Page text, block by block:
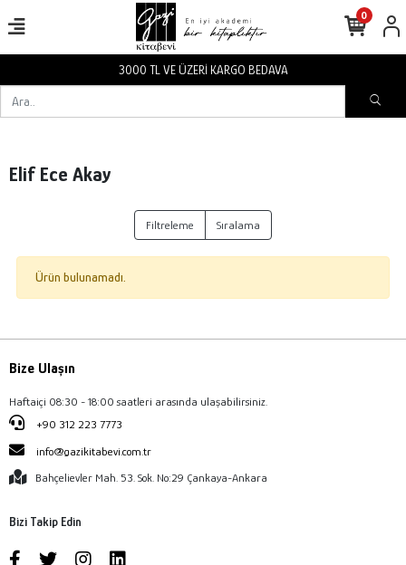
3000 TL VE ÜZERİ KARGO BEDAVA
0
Elif Ece Akay
Filtreleme Sıralama
Ürün bulunamadı.
Bize Ulaşın
Haftaiçi 08:30 - 18:00 saatleri arasında ulaşabilirsiniz.
+90 312 223 7773
info@gazikitabevi.com.tr
Bahçelievler Mah. 53. Sok. No:29 Çankaya-Ankara
Bizi Takip Edin